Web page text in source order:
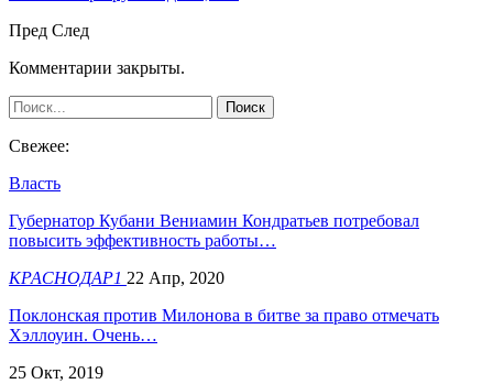
Пред След
Комментарии закрыты.
Свежее:
Власть
Губернатор Кубани Вениамин Кондратьев потребовал
повысить эффективность работы…
КРАСНОДАР1 22 Апр, 2020
Поклонская против Милонова в битве за право отмечать
Хэллоуин. Очень…
25 Окт, 2019